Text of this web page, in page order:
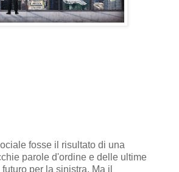
fosse il risultato di una
parole d'ordine e delle ultime
per la sinistra. Ma il